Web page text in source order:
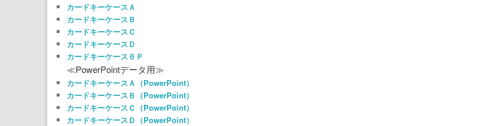
カードキーケースＡ
カードキーケースＢ
カードキーケースＣ
カードキーケースＤ
カードキーケース６Ｐ
≪PowerPointデータ用≫
カードキーケースＡ（PowerPoint）
カードキーケースＢ（PowerPoint）
カードキーケースＣ（PowerPoint）
カードキーケースＤ（PowerPoint）